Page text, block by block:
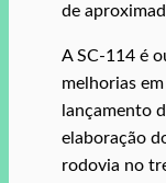
de
A SC-114 é
melhorias
lançamento
elaboração
rodovia no